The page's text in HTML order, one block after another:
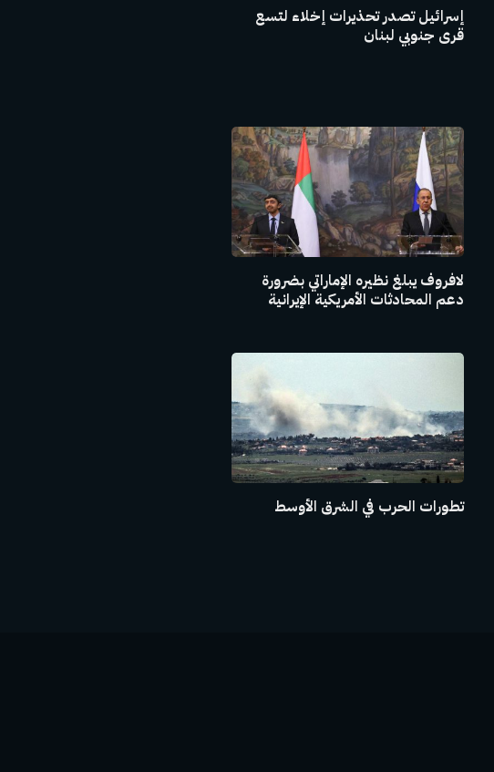
إسرائيل تصدر تحذيرات إخلاء لتسع
قرى جنوبي لبنان
لافروف يبلغ نظيره الإماراتي بضرورة
دعم المحادثات الأمريكية الإيرانية
تطورات الحرب في الشرق الأوسط